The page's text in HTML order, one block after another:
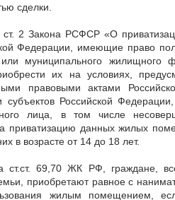
сделки.
ст. 2 Закона РСФСР «О
Федерации, имеющие право
или муниципального жилищного
их на условиях,
правовыми актами
субъектов Российской
лица, в том числе
приватизацию данных жилых
в возрасте от 14 до 18 лет.
ст.ст. 69,70 ЖК РФ, граждане,
приобретают равное с
жилым помещением,